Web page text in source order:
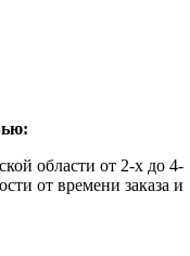
области от 2-х до 4-
от времени заказа и